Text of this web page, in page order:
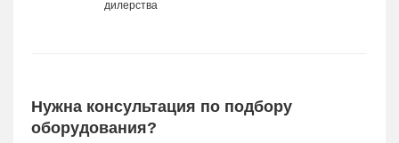
дилерства
Нужна консультация по подбору
оборудования?